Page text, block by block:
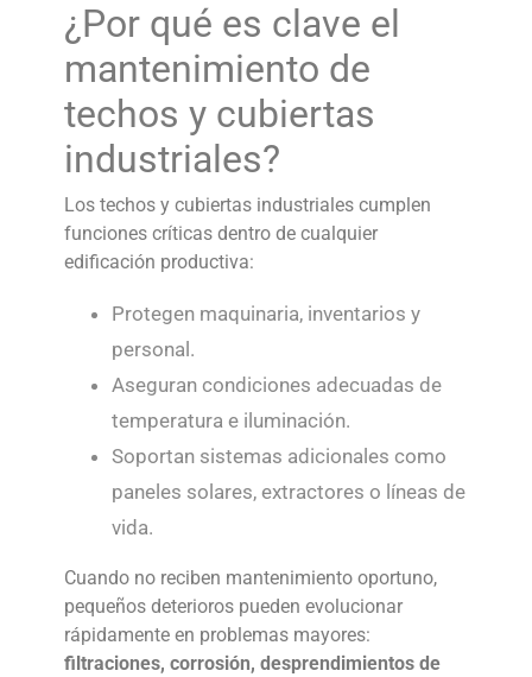
¿Por qué es clave el
mantenimiento de
techos y cubiertas
industriales?
Lostechos y cubiertas industriales cumplen
funciones críticas dentro de cualquier
edificación productiva:
Protegen maquinaria, inventarios y
personal.
Aseguran condiciones adecuadas de
temperatura e iluminación.
Soportan sistemas adicionales como
paneles solares, extractores o líneas de
vida.
Cuando no reciben mantenimiento oportuno,
pequeños deterioros pueden evolucionar
rápidamente en problemas mayores:
filtraciones, corrosión, desprendimientos de